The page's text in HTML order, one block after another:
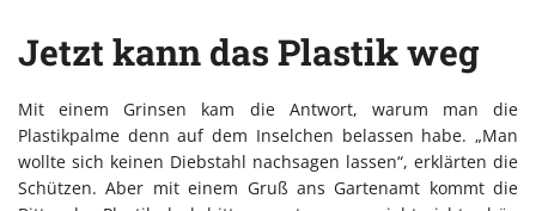
Jetzt kann das Plastik weg
Mit einem Grinsen kam die Antwort, warum man die
Plastikpalme denn auf dem Inselchen belassen habe. „Man
wollte sich keinen Diebstahl nachsagen lassen“, erklärten die
Schützen. Aber mit einem Gruß ans Gartenamt kommt die